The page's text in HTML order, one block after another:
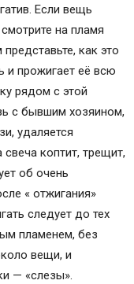
Если вещь
на пламя
как это
и прожигает её всю
рядом с этой
с бывшим хозяином,
удаляется
коптит, трещит,
об очень
« отжигания»
следует до тех
пламенем, без
вещи, и
— «слезы».